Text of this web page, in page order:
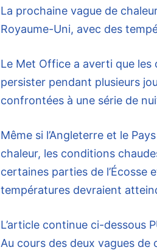
La prochaine vague de
Royaume-Uni, avec des
Le Met Office a averti que
persister pendant plusieurs
confrontées à une série de
Même si l’Angleterre et le
chaleur, les conditions
certaines parties de l’Écosse
températures devraient
L’article continue ci-dessous
Au cours des deux vagues de